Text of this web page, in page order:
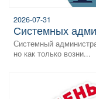
2026-07-31
системных
Системный
но как только возни...